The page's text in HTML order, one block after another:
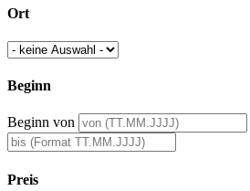
Ort
Beginn
Beginn von
Preis